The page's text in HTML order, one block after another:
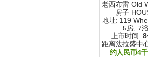
老西布雷 Old
房子
地址: 119
5房, 7浴
上市时间: 8
距离法拉盛中
约人民币4